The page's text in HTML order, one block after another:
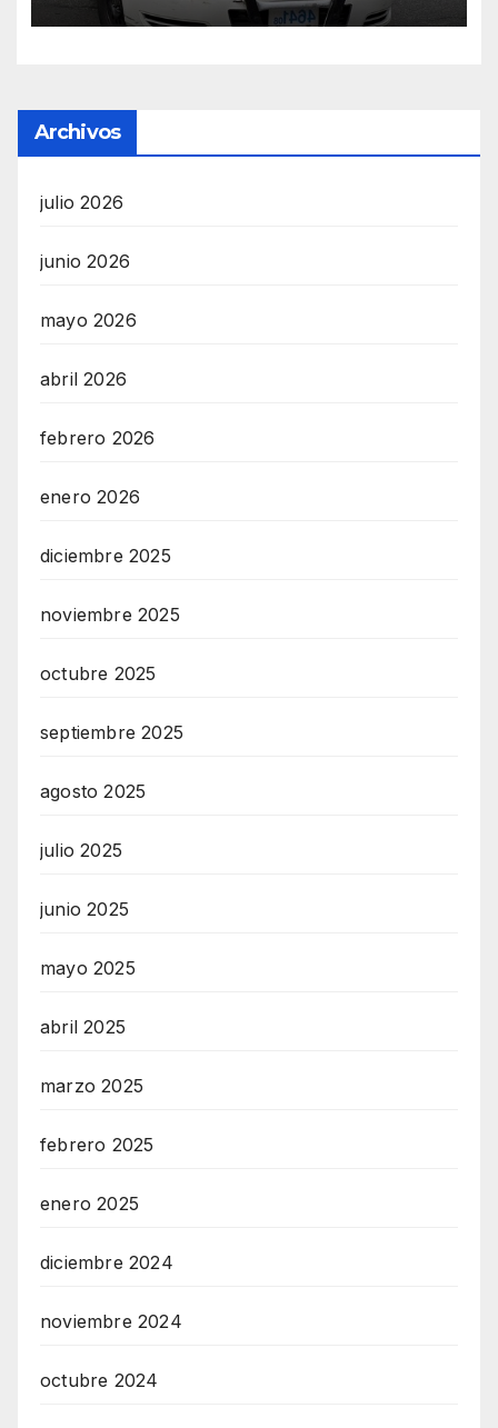
Archivos
julio 2026
junio 2026
mayo 2026
abril 2026
febrero 2026
enero 2026
diciembre 2025
noviembre 2025
octubre 2025
septiembre 2025
agosto 2025
julio 2025
junio 2025
mayo 2025
abril 2025
marzo 2025
febrero 2025
enero 2025
diciembre 2024
noviembre 2024
octubre 2024